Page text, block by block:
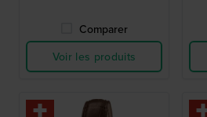
Comparer
Voir les produits